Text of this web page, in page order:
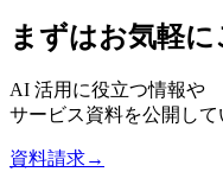
まずはお気軽
AI 活用に役立つ情報や
サービス資料を公開して
資料請求→